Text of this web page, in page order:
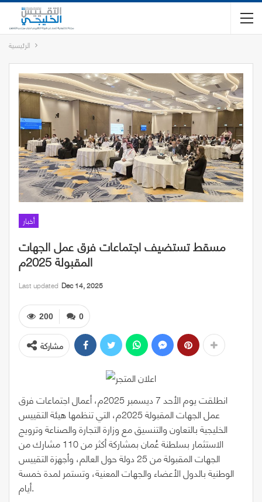
الرئيسية
أخبار
مسقط تستضيف اجتماعات فرق عمل الجهات
المقبولة 2025م
Last updated Dec 14, 2025
0
200
مشاركة
انطلقت يوم الأحد 7 ديسمبر 2025م، أعمال اجتماعات فرق
عمل الجهات المقبولة 2025م، التي تنظمها هيئة التقييس
الخليجية بالتعاون والتنسيق مع وزارة التجارة والصناعة وترويج
الاستثمار بسلطنة عُمان بمشاركة أكثر من 110 مشارك من
الجهات المقبولة من 25 دولة حول العالم، وأجهزة التقييس
الوطنية بالدول الأعضاء والجهات المعنية، وتستمر لمدة خمسة
أيام.